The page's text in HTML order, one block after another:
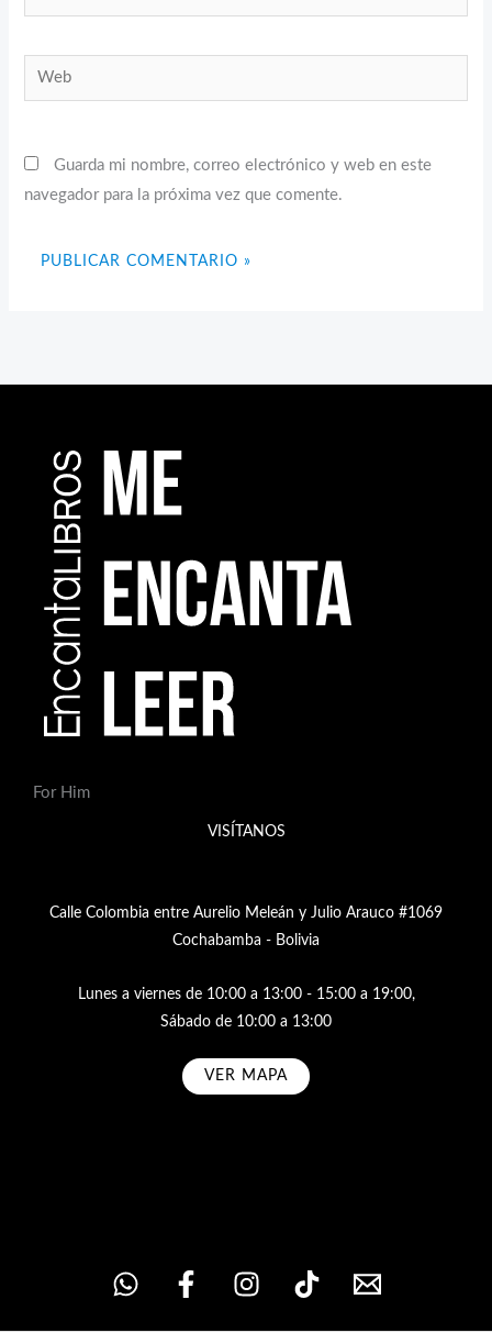
electrónico*
Web
Guarda mi nombre, correo electrónico y web en este
navegador para la próxima vez que comente.
For Him
VISÍTANOS
Calle Colombia entre Aurelio Meleán y Julio Arauco #1069
Cochabamba - Bolivia
Lunes a viernes de 10:00 a 13:00 - 15:00 a 19:00,
Sábado de 10:00 a 13:00
VER MAPA